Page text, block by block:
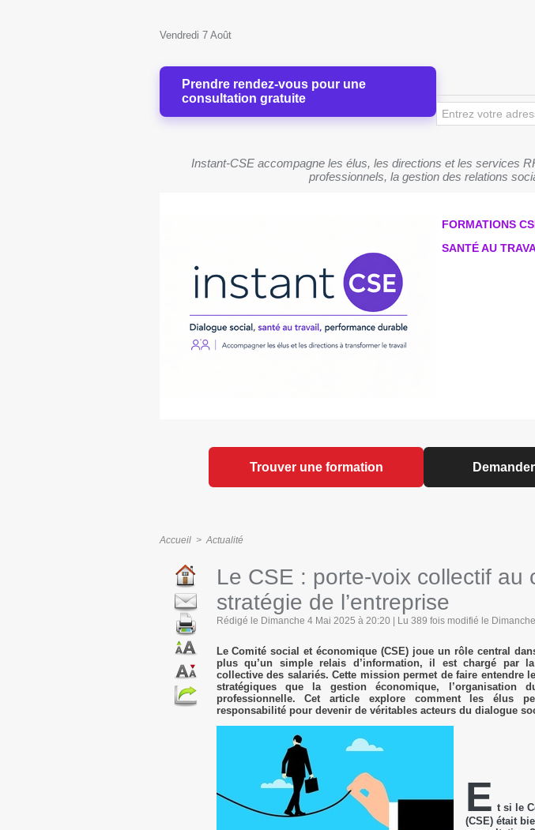
Vendredi 7 Août
Prendre rendez-vous pour une
consultation gratuite
Instant-CSE accompagne les élus, les directions et les services
professionnels, la gestion des relations
FORMATIONS
SANTÉ AU
Trouver une formation
Accueil > Actualité
Le CSE : porte-voix collectif
stratégie de l’entreprise
Rédigé le Dimanche 4 Mai 2025 à 20:20 | Lu 389 fois modifié le
Le Comité social et économique (CSE) joue un rôle central
plus qu’un simple relais d’information, il est chargé par la
collective des salariés. Cette mission permet de faire entendre
stratégiques que la gestion économique, l’organisation
professionnelle. Cet article explore comment les élus
responsabilité pour devenir de véritables acteurs du dialogue
E t si le
(CSE) était